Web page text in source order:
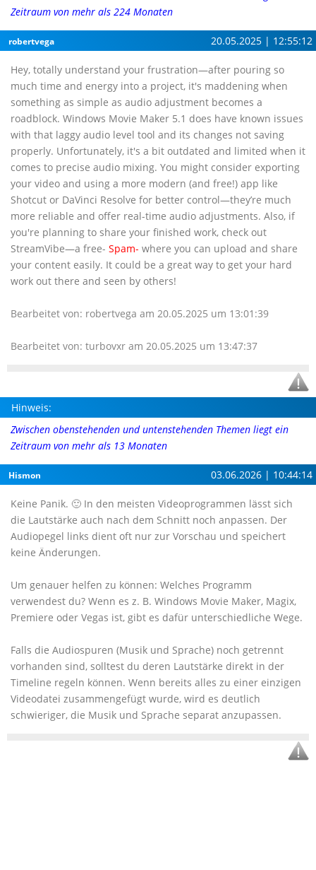
Zeitraum von mehr als 224 Monaten
robertvega 20.05.2025 | 12:55:12
Hey, totally understand your frustration—after pouring so
much time and energy into a project, it's maddening when
something as simple as audio adjustment becomes a
roadblock. Windows Movie Maker 5.1 does have known issues
with that laggy audio level tool and its changes not saving
properly. Unfortunately, it's a bit outdated and limited when it
comes to precise audio mixing. You might consider exporting
your video and using a more modern (and free!) app like
Shotcut or DaVinci Resolve for better control—they’re much
more reliable and offer real-time audio adjustments. Also, if
you're planning to share your finished work, check out
StreamVibe—a free- Spam- where you can upload and share
your content easily. It could be a great way to get your hard
work out there and seen by others!
Bearbeitet von: robertvega am 20.05.2025 um 13:01:39
Bearbeitet von: turbovxr am 20.05.2025 um 13:47:37
Hinweis:
Zwischen obenstehenden und untenstehenden Themen liegt ein
Zeitraum von mehr als 13 Monaten
Hismon 03.06.2026 | 10:44:14
Keine Panik. 🙂 In den meisten Videoprogrammen lässt sich
die Lautstärke auch nach dem Schnitt noch anpassen. Der
Audiopegel links dient oft nur zur Vorschau und speichert
keine Änderungen.
Um genauer helfen zu können: Welches Programm
verwendest du? Wenn es z. B. Windows Movie Maker, Magix,
Premiere oder Vegas ist, gibt es dafür unterschiedliche Wege.
Falls die Audiospuren (Musik und Sprache) noch getrennt
vorhanden sind, solltest du deren Lautstärke direkt in der
Timeline regeln können. Wenn bereits alles zu einer einzigen
Videodatei zusammengefügt wurde, wird es deutlich
schwieriger, die Musik und Sprache separat anzupassen.